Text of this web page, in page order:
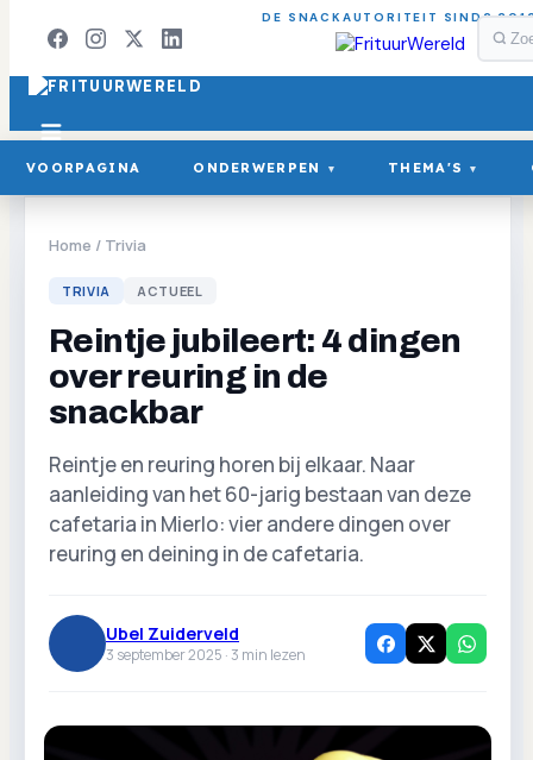
DE SNACKAUTORITEIT SINDS
VOORPAGINA ONDERWERPEN ▾ THEMA'S ▾
Home / Trivia
TRIVIA ACTUEEL
Reintje jubileert: 4 dingen
over reuring in de
snackbar
Reintje en reuring horen bij elkaar. Naar
aanleiding van het 60-jarig bestaan van deze
cafetaria in Mierlo: vier andere dingen over
reuring en deining in de cafetaria.
Ubel Zuiderveld
3 september 2025 ·3 min lezen